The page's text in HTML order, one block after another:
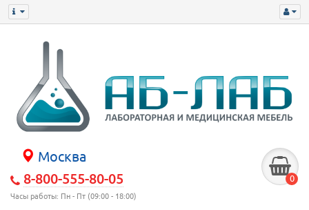
Москва
8-800-555-80-05
Часы работы: Пн - Пт (09:00 - 18:00)
0